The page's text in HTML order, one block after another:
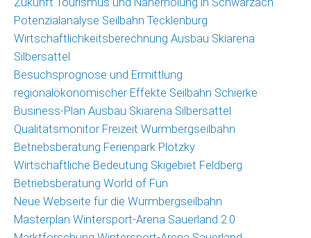
Zukunft Tourismus und Naherholung in Schwarzach
Potenzialanalyse Seilbahn Tecklenburg
Wirtschaftlichkeitsberechnung Ausbau Skiarena
Silbersattel
Besuchsprognose und Ermittlung
regionalökonomischer Effekte Seilbahn Schierke
Business-Plan Ausbau Skiarena Silbersattel
Qualitätsmonitor Freizeit Wurmbergseilbahn
Betriebsberatung Ferienpark Plötzky
Wirtschaftliche Bedeutung Skigebiet Feldberg
Betriebsberatung World of Fun
Neue Webseite für die Wurmbergseilbahn
Masterplan Wintersport-Arena Sauerland 2.0